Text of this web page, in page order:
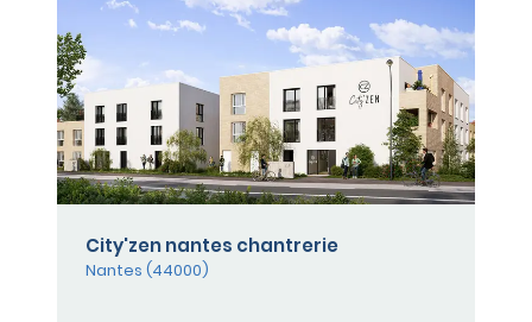
City'zen nantes chantrerie
Nantes (44000)